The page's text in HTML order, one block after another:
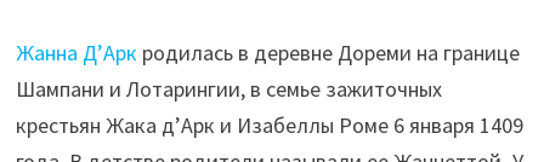
Жанна Д’Арк родилась в деревне Дореми на границе
Шампани и Лотарингии, в семье зажиточных
крестьян Жака д’Арк и Изабеллы Роме 6 января 1409